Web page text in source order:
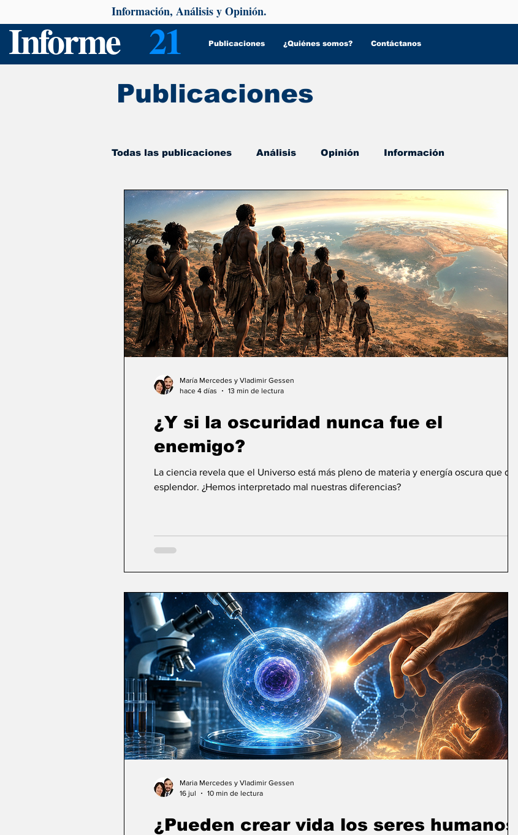
Informe 21 Publicaciones ¿Quiénes somos? Contáctanos
Información, Análisis y Opinión.
Todas las publicaciones Análisis Opinión Información
De interés Psicología y Salud
¿Y si la oscuridad nunca fue el
enemigo?
La ciencia revela que el Universo está más pleno de materia y energía oscura que de
esplendor. ¿Hemos interpretado mal nuestras diferencias?
María Mercedes y Vladimir Gessen
hace 4 días
13 min de lectura
¿Pueden crear vida los seres humanos?
Maria Mercedes y Vladimir Gessen
16 jul
10 min de lectura
Publicaciones